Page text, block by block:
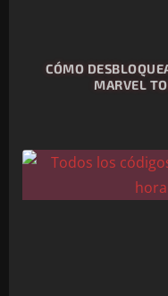
CÓMO
MARVEL